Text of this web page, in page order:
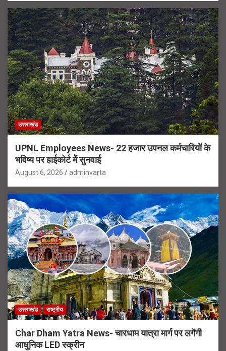
उत्तराखंड
UPNL Employees News- 22 हजार उपनल कर्मचारियों के
भविष्य पर हाईकोर्ट में सुनवाई
August 6, 2026 adminvarta
उत्तराखंड राष्ट्रीय
Char Dham Yatra News- चारधाम यात्रा मार्ग पर लगेंगी
आधुनिक LED स्क्रीन